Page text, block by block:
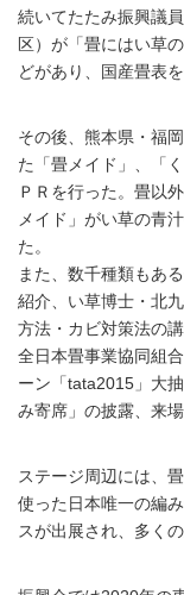
続いてたたみ振興議
区）が「畳にはい草
どがあり、国産畳表
その後、熊本県・福
た「畳メイド」、「
ＰＲを行った。畳以
メイド」がい草の青
た。
また、数千種類もあ
紹介、い草博士・北
方法・カビ対策法の講
全日本畳事業協同組
ーン「tata2015」大
み寄席」の披露、来
ステージ周辺には、
使った日本唯一の編
スが出展され、多く